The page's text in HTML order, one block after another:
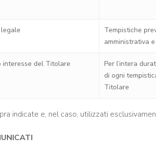
Tempistiche
amministrativa
interesse del Titolare
Per l’intera
di ogni
Titolare
indicate e, nel caso, utilizzati